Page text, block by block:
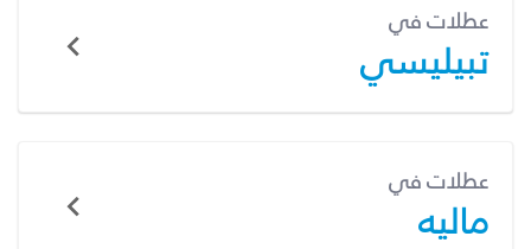
عطلات في
تبيليسي
عطلات في
ماليه